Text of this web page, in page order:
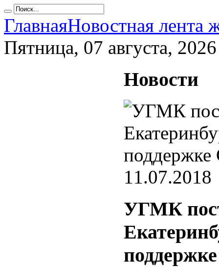
ГлавнаяНовостная лента
Пятница, 07 августа, 2026
Новости
11.07.2018
УГМК